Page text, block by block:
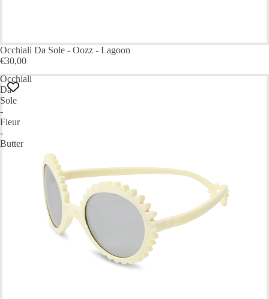
Occhiali Da Sole - Oozz - Lagoon
€30,00
Occhiali
Da
Sole
-
Fleur
-
Butter